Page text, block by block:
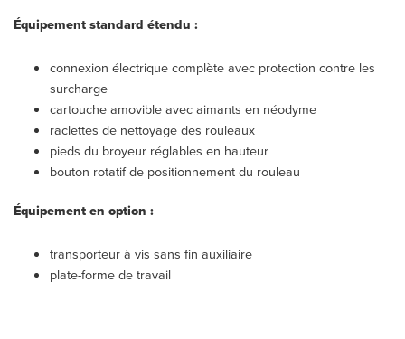
Équipement standard étendu :
connexion électrique complète avec protection contre les
surcharge
cartouche amovible avec aimants en néodyme
raclettes de nettoyage des rouleaux
pieds du broyeur réglables en hauteur
bouton rotatif de positionnement du rouleau
Équipement en option :
transporteur à vis sans fin auxiliaire
plate-forme de travail